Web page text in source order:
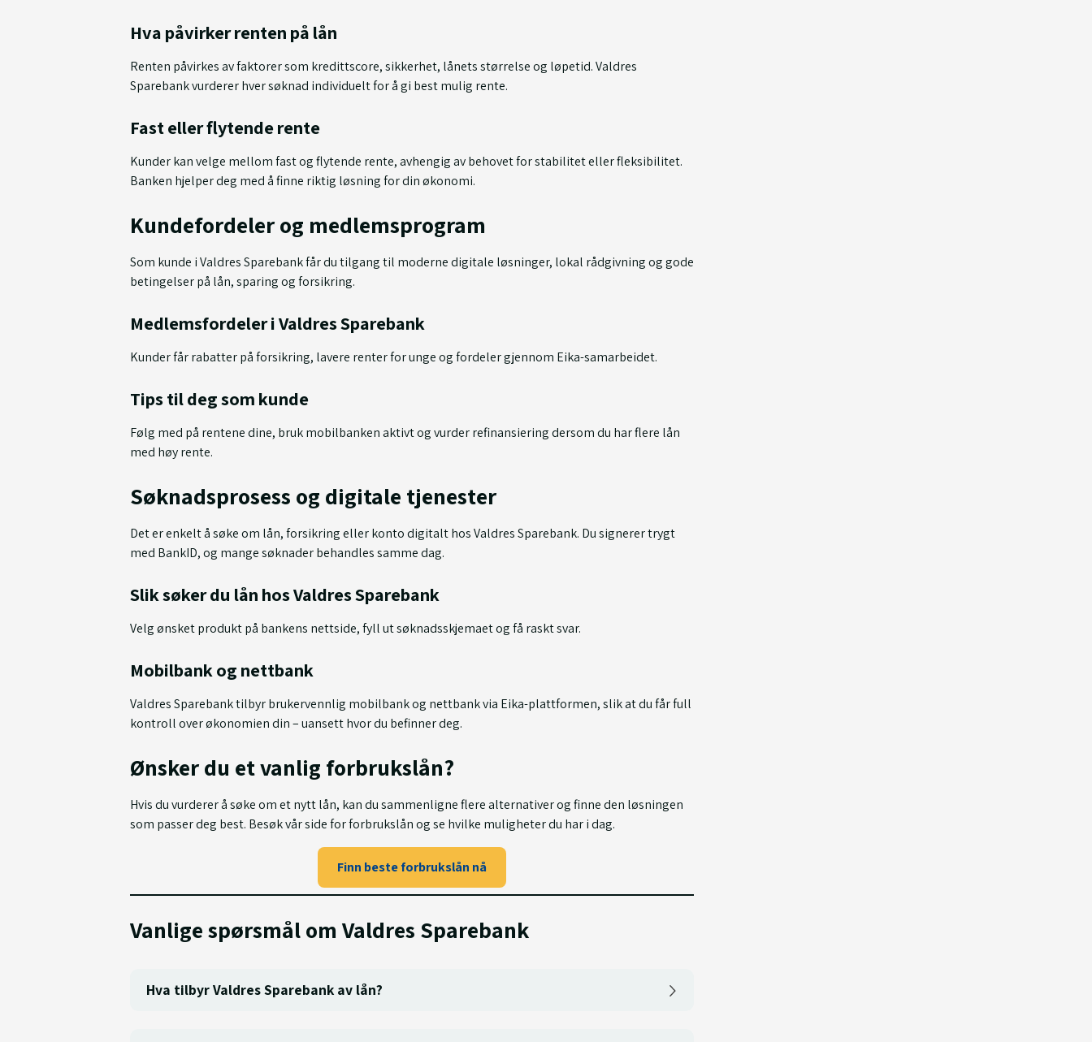
Hva påvirker renten på lån
Renten påvirkes av faktorer som kredittscore, sikkerhet, lånets størrelse og løpetid. Valdres
Sparebank vurderer hver søknad individuelt for å gi best mulig rente.
Fast eller flytende rente
Kunder kan velge mellom fast og flytende rente, avhengig av behovet for stabilitet eller fleksibilitet.
Banken hjelper deg med å finne riktig løsning for din økonomi.
Kundefordeler og medlemsprogram
Som kunde i Valdres Sparebank får du tilgang til moderne digitale løsninger, lokal rådgivning og gode
betingelser på lån, sparing og forsikring.
Medlemsfordeler i Valdres Sparebank
Kunder får rabatter på forsikring, lavere renter for unge og fordeler gjennom Eika-samarbeidet.
Tips til deg som kunde
Følg med på rentene dine, bruk mobilbanken aktivt og vurder refinansiering dersom du har flere lån
med høy rente.
Søknadsprosess og digitale tjenester
Det er enkelt å søke om lån, forsikring eller konto digitalt hos Valdres Sparebank. Du signerer trygt
med BankID, og mange søknader behandles samme dag.
Slik søker du lån hos Valdres Sparebank
Velg ønsket produkt på bankens nettside, fyll ut søknadsskjemaet og få raskt svar.
Mobilbank og nettbank
Valdres Sparebank tilbyr brukervennlig mobilbank og nettbank via Eika-plattformen, slik at du får full
kontroll over økonomien din – uansett hvor du befinner deg.
Ønsker du et vanlig forbrukslån?
Hvis du vurderer å søke om et nytt lån, kan du sammenligne flere alternativer og finne den løsningen
som passer deg best. Besøk vår side for forbrukslån og se hvilke muligheter du har i dag.
Finn beste forbrukslån nå
Vanlige spørsmål om Valdres Sparebank
Hva tilbyr Valdres Sparebank av lån?